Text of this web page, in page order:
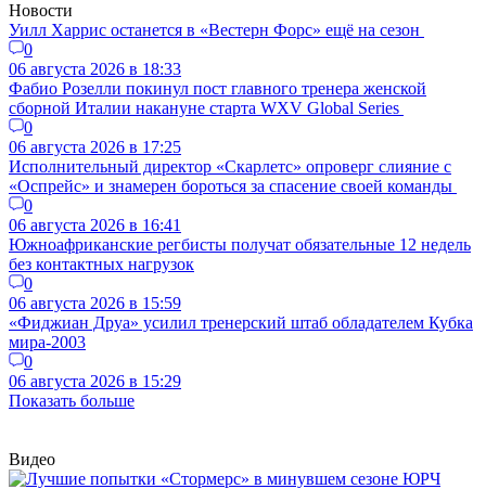
Новости
Уилл Харрис останется в «Вестерн Форс» ещё на сезон
0
06 августа 2026 в 18:33
Фабио Розелли покинул пост главного тренера женской
сборной Италии накануне старта WXV Global Series
0
06 августа 2026 в 17:25
Исполнительный директор «Скарлетс» опроверг слияние с
«Оспрейс» и знамерен бороться за спасение своей команды
0
06 августа 2026 в 16:41
Южноафриканские регбисты получат обязательные 12 недель
без контактных нагрузок
0
06 августа 2026 в 15:59
«Фиджиан Друа» усилил тренерский штаб обладателем Кубка
мира-2003
0
06 августа 2026 в 15:29
Показать больше
Видео